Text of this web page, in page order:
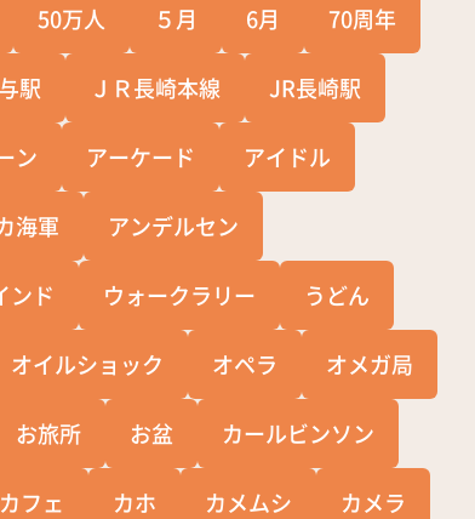
50万人 ５月 6月 70周年
駅 ＪＲ長崎本線 JR長崎駅
ン アーケード アイドル
海軍 アンデルセン
ンド ウォークラリー うどん
オイルショック オペラ オメガ局
お旅所 お盆 カールビンソン
カフェ カホ カメムシ カメラ